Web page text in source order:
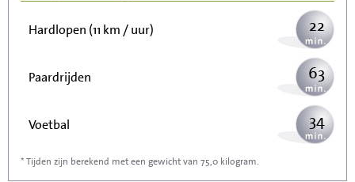
Hardlopen (11 km / uur) 22
Paardrijden 63
Voetbal 34
Stofzuigen
* Tijden zijn berekend met een gewicht van 75,0 kilogram.